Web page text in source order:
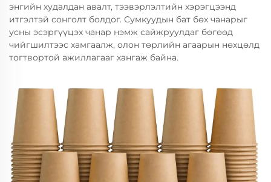
энгийн худалдан авалт, тээвэрлэлтийн хэрэгцээнд
итгэлтэй сонголт болдог. Сумкуудын бат бөх чанарыг
усны эсэргүүцэх чанар нэмж сайжруулдаг бөгөөд
чийгшилтээс хамгаалж, олон төрлийн агаарын нөхцөлд
тогтвортой ажиллагааг хангаж байна.